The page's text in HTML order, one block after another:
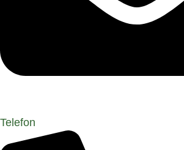
Telefon